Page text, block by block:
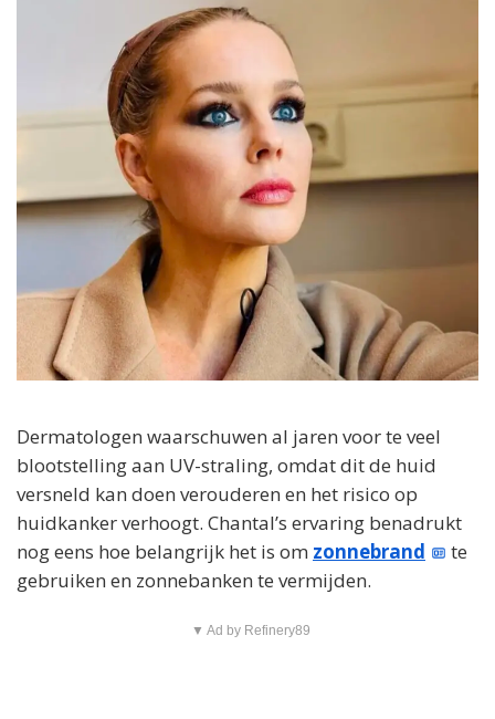
Dermatologen waarschuwen al jaren voor te veel
blootstelling aan UV-straling, omdat dit de huid
versneld kan doen verouderen en het risico op
huidkanker verhoogt. Chantal’s ervaring benadrukt
nog eens hoe belangrijk het is om zonnebrand
te
gebruiken en zonnebanken te vermijden.
▼ Ad by Refinery89